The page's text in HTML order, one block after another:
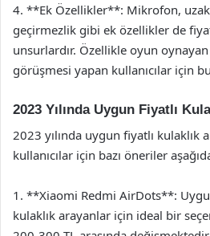
4. **Ek Özellikler**: Mikrofon,
geçirmezlik gibi ek özellikler de
unsurlardır. Özellikle oyun
görüşmesi yapan kullanıcılar için
2023 Yılında Uygun Fiyatlı
2023 yılında uygun fiyatlı kulaklık
kullanıcılar için bazı öneriler
1. **Xiaomi Redmi AirDots**:
kulaklık arayanlar için ideal bir